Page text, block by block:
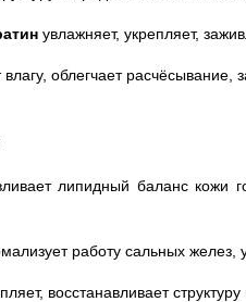
увлажняет, укрепляет,
влагу, облегчает
липидный баланс кожи
работу сальных желез,
восстанавливает